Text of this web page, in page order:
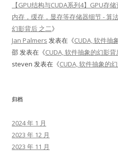
【GPU结构与CUDA系列4】GPU存
内存，缓存，显存等存储器细节 - 算
幻影背后 之二》
Jan Palmers 发表在《CUDA, 软件抽
邵发表在《CUDA, 软件抽象的幻影背
steven 发表在《CUDA, 软件抽象的
归档
2024 年 1 月
2023 年 12 月
2023 年 11 月